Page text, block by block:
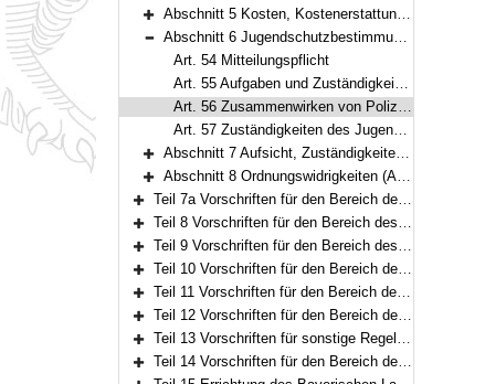
Bereich erweitern
Abschnitt 5 Kosten, Kostenerstattung (Art. 50–53)
Bereich reduzieren
Abschnitt 6 Jugendschutzbestimmungen (Art. 54–57)
Art. 54 Mitteilungspflicht
Art. 55 Aufgaben und Zuständigkeiten nach dem Jugendschutzgesetz
Art. 56 Zusammenwirken von Polizei und Jugendamt
Art. 57 Zuständigkeiten des Jugendamtes
Bereich erweitern
Abschnitt 7 Aufsicht, Zuständigkeiten (Art. 58–65)
Bereich erweitern
Abschnitt 8 Ordnungswidrigkeiten (Art. 66)
Bereich erweitern
Teil 7a Vorschriften für den Bereich des Neunten Buches Sozialgesetzbuch – Rehabilitation und Teilhabe von Menschen mit Behinderungen – (Art. 66a–66g)
Bereich erweitern
Teil 8 Vorschriften für den Bereich des Zehnten Buches Sozialgesetzbuch – Sozialverwaltungsverfahren und Sozialdatenschutz – (Art. 67)
Bereich erweitern
Teil 9 Vorschriften für den Bereich des Elften Buches Sozialgesetzbuch – Soziale Pflegeversicherung – (Art. 68–79)
Bereich erweitern
Teil 10 Vorschriften für den Bereich des Zwölften Buches Sozialgesetzbuch – Sozialhilfe – (Art. 80–94)
Bereich erweitern
Teil 11 Vorschriften für den Bereich des Strafgesetzbuchs, der Strafprozessordnung und des Betäubungsmittelgesetzes (Art. 95–97)
Bereich erweitern
Teil 12 Vorschriften für den Bereich des Bundesvertriebenengesetzes, des Aufenthaltsgesetzes und der Sozialen Entschädigung (Art. 98–108)
Bereich erweitern
Teil 13 Vorschriften für sonstige Regelungen im Sozialwesen (Art. 109–111b)
Bereich erweitern
Teil 14 Vorschriften für den Bereich der Verbraucherinsolvenz nach der Insolvenzordnung (Art. 112–116)